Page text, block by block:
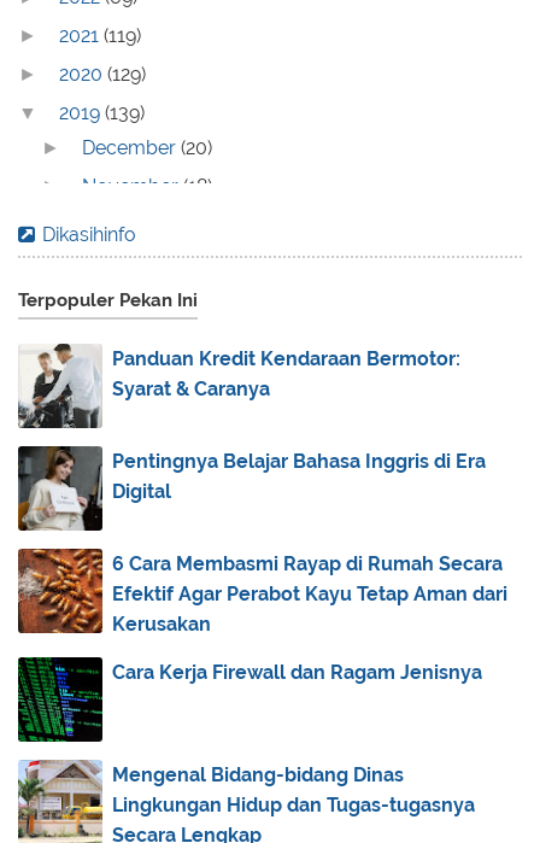
► 2021 (119)
► 2020 (129)
▼ 2019 (139)
► December(20)
► November (18)
► October
▼ September(25)
Jangkau Pasar Lebih Luas Berkat Website yang
Berku...
Inilah 5 Manfaat Melakukan Service Motor Secara
Be...
Berkat TrueMoney, Mengirim Uang Kepada Ibu
Jadi Se...
Daftar HP Samsung Murah dengan RAM 3 GB
Mengenal 3 Fase Menstruasi yang Dialami Wanita
6 Tips Untuk Memilih Jasa Pembuatan Website
Luka Lecet: Perawatan dan Proses
Penyembuhannya
Ingin Memulai Usaha? Perhatikan 5 Tips Berikut Ini
5 Macam Permainan Anak Usia Dini yang Edukatif
Grade...
Intip 5 Kota di Indonesia yang Aman untuk Solo
Dikasihinfo
Terpopuler Pekan Ini
Panduan Kredit Kendaraan Bermotor:
Syarat & Caranya
Pentingnya Belajar Bahasa Inggris di Era
Digital
6 Cara Membasmi Rayap di Rumah Secara
Efektif Agar Perabot Kayu Tetap Aman dari
Kerusakan
Cara Kerja Firewall dan Ragam Jenisnya
Mengenal Bidang-bidang Dinas
Lingkungan Hidup dan Tugas-tugasnya
Secara Lengkap